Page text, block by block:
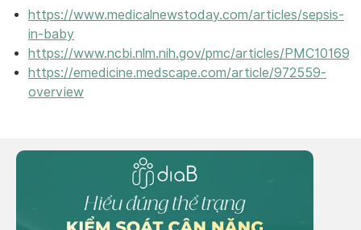
https://www.medicalnewstoday.com/articles/sepsis-
in-baby
https://www.ncbi.nlm.nih.gov/pmc/articles/
https://emedicine.medscape.com/article/972559-
overview